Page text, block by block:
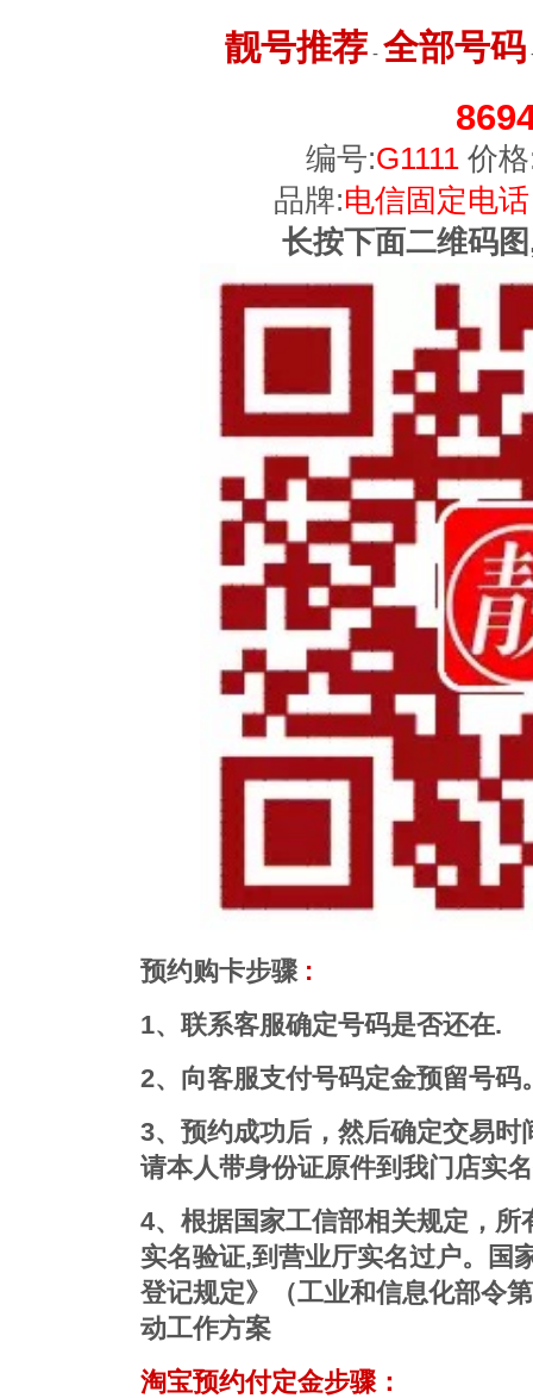
靓号推荐- 全部号码
编号:G1111价
品牌:电信固定电话
长按下面二维码
预约购卡步骤:
1、联系客服确定号码是否还在.
2、向客服支付号码定金预留号码
3、预约成功后，然后确定交易
请本人带身份证原件到我门店实
4、根据国家工信部相关规定，
实名验证,到营业厅实名过户。国
登记规定》（工业和信息化部令
动工作方案
淘宝预约付定金步骤：